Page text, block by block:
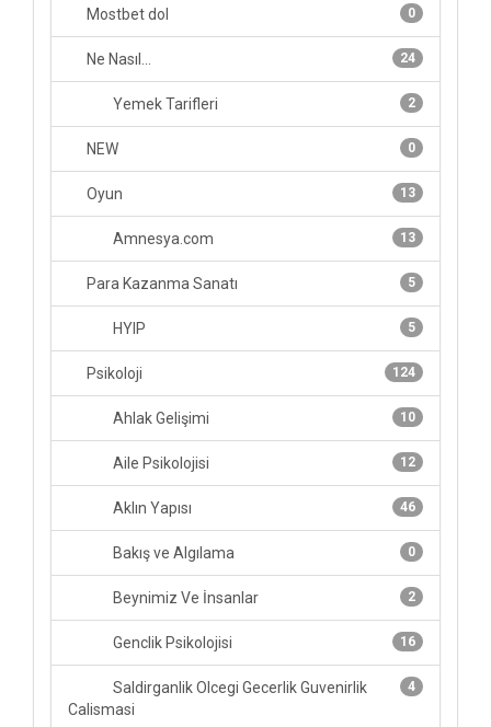
0
Mostbet dol
24
Ne Nasıl...
2
Yemek Tarifleri
0
NEW
13
Oyun
13
Amnesya.com
5
Para Kazanma Sanatı
5
HYIP
124
Psikoloji
10
Ahlak Gelişimi
12
Aile Psikolojisi
46
Aklın Yapısı
0
Bakış ve Algılama
2
Beynimiz Ve İnsanlar
16
Genclik Psikolojisi
4
Saldirganlik Olcegi Gecerlik Guvenirlik
Calismasi